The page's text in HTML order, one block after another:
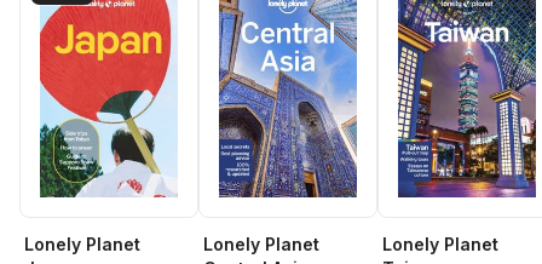
Lonely Planet
Lonely Planet
Lonely Planet